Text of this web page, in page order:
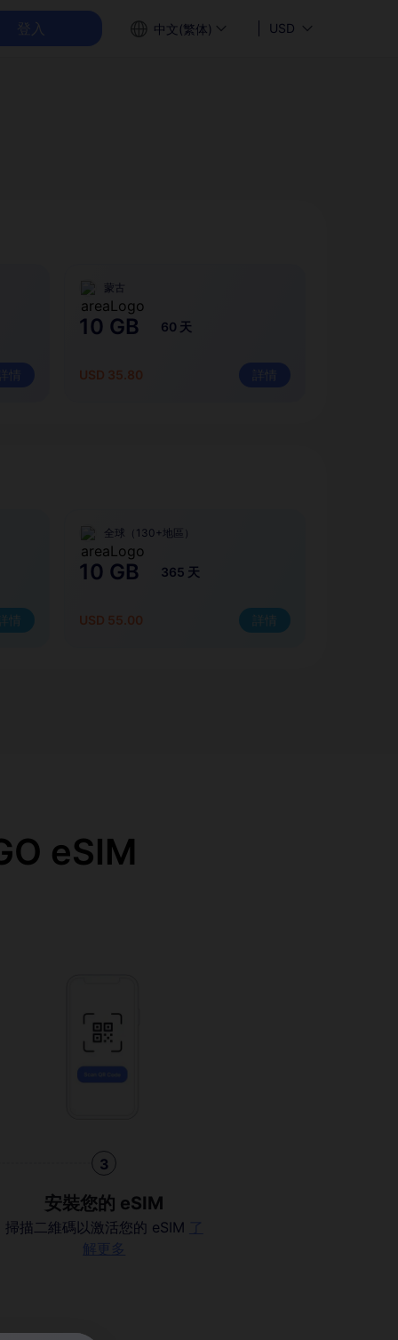
登入 中文(繁体) USD
情
蒙古
10 GB 60 天
USD 35.80 詳情
情
全球（130+地區）
10 GB 365 天
USD 55.00 詳情
eSIM
3
安裝您的 eSIM
掃描二維碼以激活您的 eSIM
了
解更多